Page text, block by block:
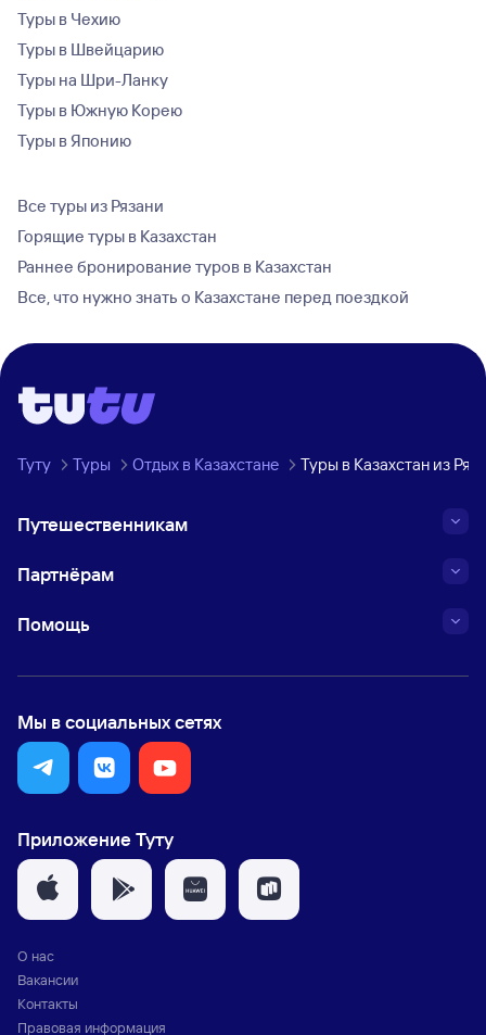
Туры в Чехию
Туры в Швейцарию
Туры на Шри-Ланку
Туры в Южную Корею
Туры в Японию
Все туры из Рязани
Горящие туры в Казахстан
Раннее бронирование туров в Казахстан
Все, что нужно знать о Казахстане перед поездкой
Туту Туры Отдых в Казахстане Туры в Казахстан из
Путешественникам
Партнёрам
Помощь
Мы в социальных сетях
Приложение Туту
О нас
Вакансии
Контакты
Правовая информация